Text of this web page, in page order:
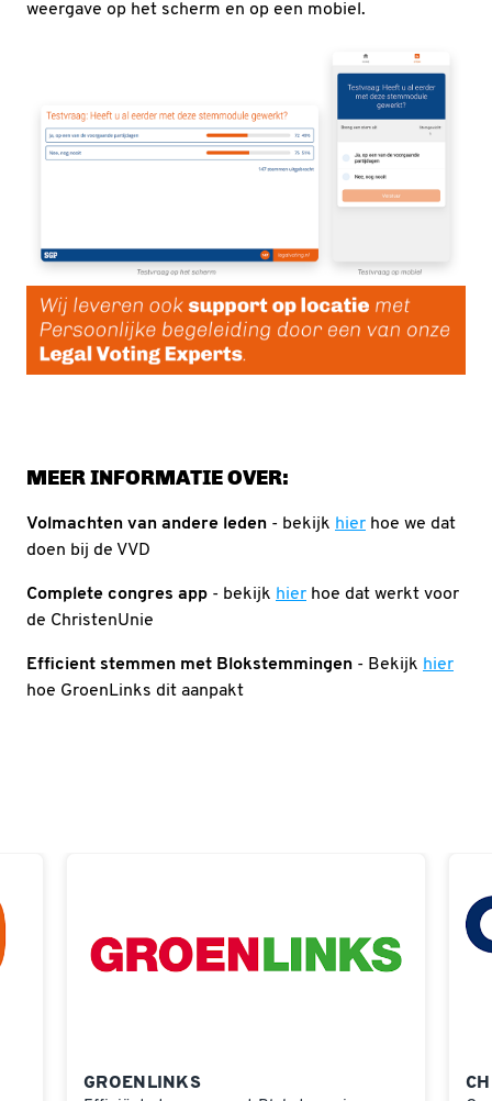
weergave op het scherm en op een mobiel.
MEER INFORMATIE OVER:
Volmachten van andere leden - bekijk hier hoe we dat
doen bij de VVD
Complete congres app - bekijk hier hoe dat werkt voor
de ChristenUnie
Efficient stemmen met Blokstemmingen - Bekijk hier
hoe GroenLinks dit aanpakt
GROENLINKS